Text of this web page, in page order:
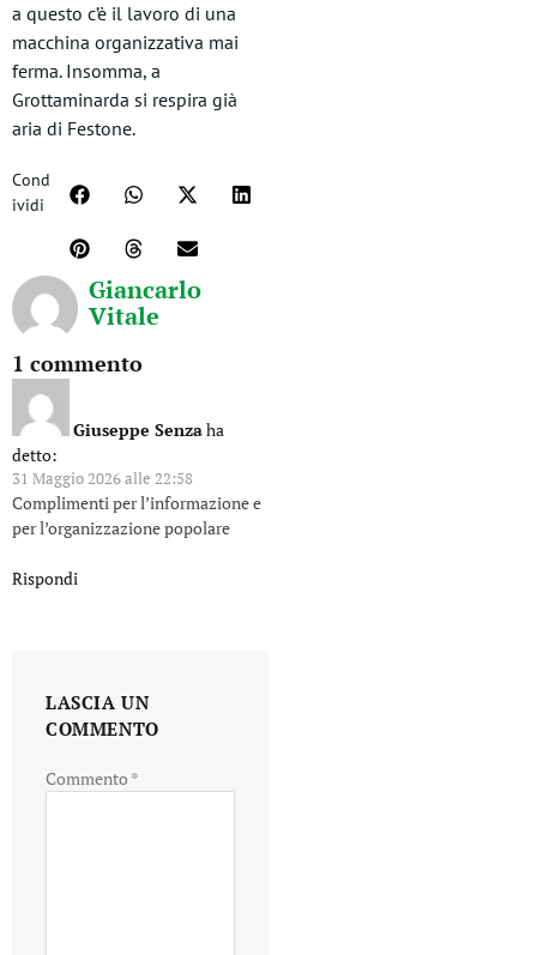
a questo c’è il lavoro di una
macchina organizzativa mai
ferma. Insomma, a
Grottaminarda si respira già
aria di Festone.
Cond
ividi
Giancarlo
Vitale
1 commento
Giuseppe Senzaha
detto:
31 Maggio 2026 alle 22:58
Complimenti per l’informazione e
per l’organizzazione popolare
Rispondi
LASCIA UN
COMMENTO
Commento *